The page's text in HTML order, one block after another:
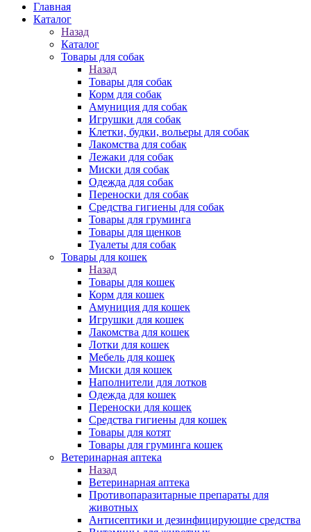
Главная
Каталог
Назад
Каталог
Товары для собак
Назад
Товары для собак
Корм для собак
Амуниция для собак
Игрушки для собак
Клетки, будки, вольеры для собак
Лакомства для собак
Лежаки для собак
Миски для собак
Одежда для собак
Переноски для собак
Средства гигиены для собак
Товары для груминга
Товары для щенков
Туалеты для собак
Товары для кошек
Назад
Товары для кошек
Корм для кошек
Амуниция для кошек
Игрушки для кошек
Лакомства для кошек
Лотки для кошек
Мебель для кошек
Миски для кошек
Наполнители для лотков
Одежда для кошек
Переноски для кошек
Средства гигиены для кошек
Товары для котят
Товары для груминга кошек
Ветеринарная аптека
Назад
Ветеринарная аптека
Противопаразитарные препараты для
животных
Антисептики и дезинфицирующие средства